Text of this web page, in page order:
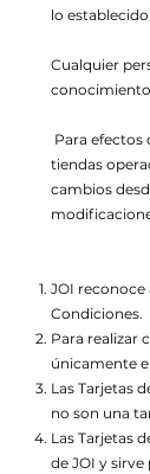
lo
Cualquier
conocimiento
Para efectos
tiendas
cambios
JOI reconoce
Condiciones.
Para realizar
únicamente
Las Tarjetas
no son una
Las Tarjetas
de JOI y